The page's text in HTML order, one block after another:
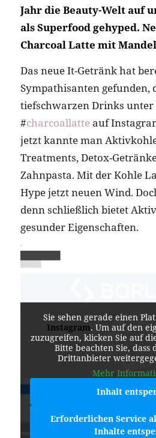
Jahr die Beauty-Welt auf
als Superfood gehyped.
Charcoal Latte mit
Das neue It-Getränk hat
Sympathisanten gefunden,
tiefschwarzen Drinks unter
#charcoallatte auf
jetzt kannte man
Treatments, Detox-
Zahnpasta. Mit der Kohle
Hype jetzt neuen Wind.
denn schließlich bietet
gesunder Eigenschaften.
Sie sehen gerade einen
Instagram. Um auf den
zuzugreifen, klicken Sie auf
Bitte beachten Sie, dass
Drittanbieter
Mehr
Inhalt
Erforderlichen Service
Inhalte